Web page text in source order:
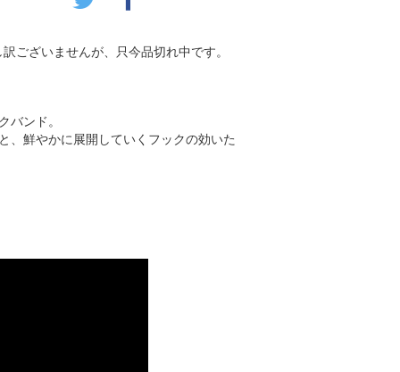
訳ございませんが、只今品切れ中です。
ンド。
、鮮やかに展開していくフックの効いた